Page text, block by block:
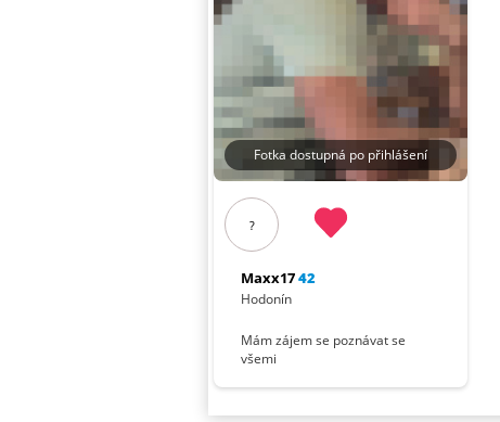
Fotka dostupná po přihlášení
?
Maxx1742
Hodonín
Mám zájem se poznávat se
všemi